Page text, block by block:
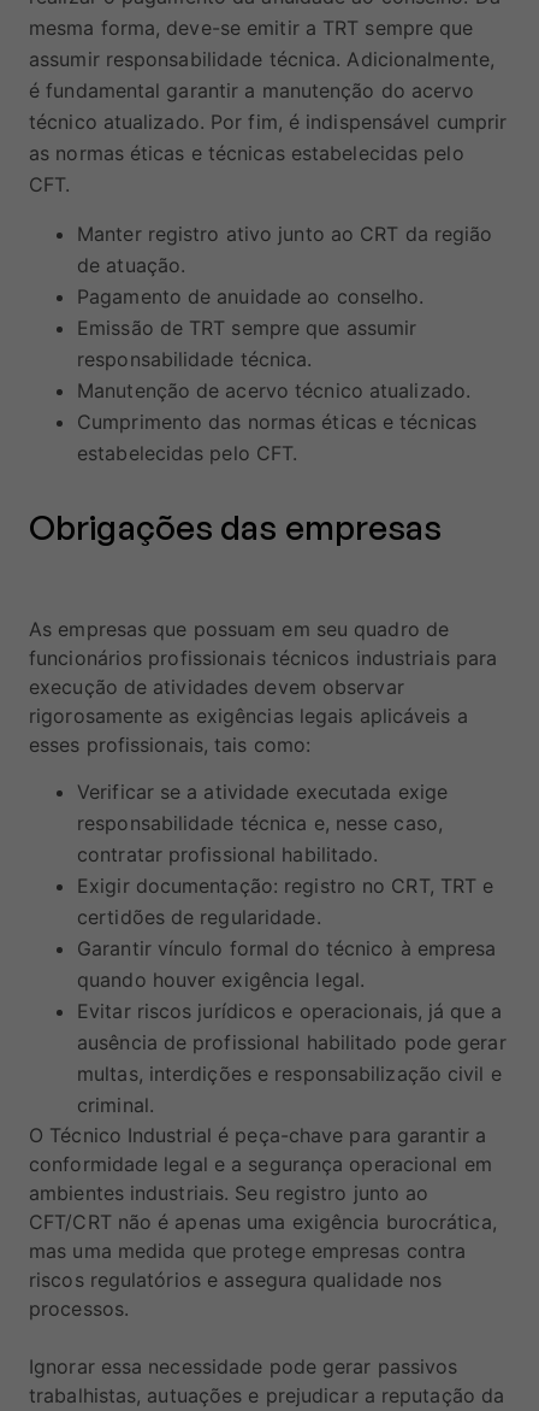
mesma forma, deve-se emitir a TRT sempre que
assumir responsabilidade técnica. Adicionalmente,
é fundamental garantir a manutenção do acervo
técnico atualizado. Por fim, é indispensável cumprir
as normas éticas e técnicas estabelecidas pelo
CFT.
Manter registro ativo junto ao CRT da região
de atuação.
Pagamento de anuidade ao conselho.
Emissão de TRT sempre que assumir
responsabilidade técnica.
Manutenção de acervo técnico atualizado.
Cumprimento das normas éticas e técnicas
estabelecidas pelo CFT.
Obrigações das empresas
As empresas que possuam em seu quadro de
funcionários profissionais técnicos industriais para
execução de atividades devem observar
rigorosamente as exigências legais aplicáveis a
esses profissionais, tais como:
Verificar se a atividade executada exige
responsabilidade técnica e, nesse caso,
contratar profissional habilitado.
Exigir documentação: registro no CRT, TRT e
certidões de regularidade.
Garantir vínculo formal do técnico à empresa
quando houver exigência legal.
Evitar riscos jurídicos e operacionais, já que a
ausência de profissional habilitado pode gerar
multas, interdições e responsabilização civil e
criminal.
O Técnico Industrial é peça-chave para garantir a
conformidade legal e a segurança operacional em
ambientes industriais. Seu registro junto ao
CFT/CRT não é apenas uma exigência burocrática,
mas uma medida que protege empresas contra
riscos regulatórios e assegura qualidade nos
processos.
Ignorar essa necessidade pode gerar passivos
trabalhistas, autuações e prejudicar a reputação da